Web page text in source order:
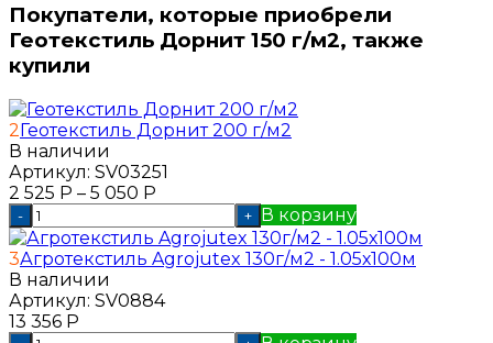
Покупатели, которые приобрели
Геотекстиль Дорнит 150 г/м2, также
купили
2Геотекстиль Дорнит 200 г/м2
В наличии
Артикул: SV03251
2 525 Р – 5 050 Р
- + В корзину
3Агротекстиль Agrojutex 130г/м2 - 1.05х100м
В наличии
Артикул: SV0884
13 356 Р